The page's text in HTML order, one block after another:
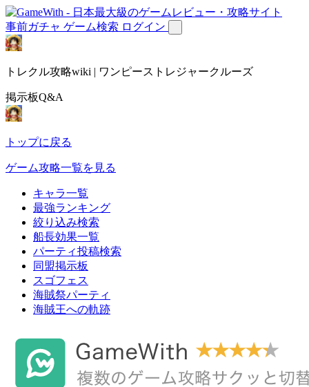
事前ガチャ ゲーム検索 ログイン
トレクル攻略wiki | ワンピーストレジャークルーズ
掲示板Q&A
トップに戻る
ゲーム攻略一覧を見る
キャラ一覧
最強ランキング
絞り込み検索
船長効果一覧
パーティ投稿検索
同盟掲示板
スゴフェス
海賊祭パーティ
海賊王への軌跡